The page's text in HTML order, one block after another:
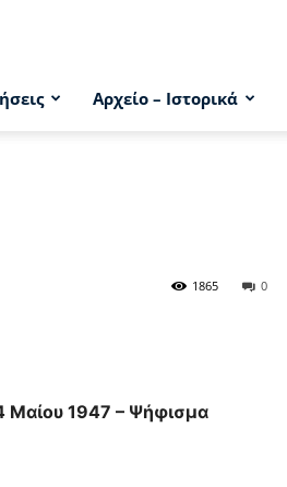
Αρχείο – Ιστορικά
0
1865
Μαίου 1947 – Ψήφισμα